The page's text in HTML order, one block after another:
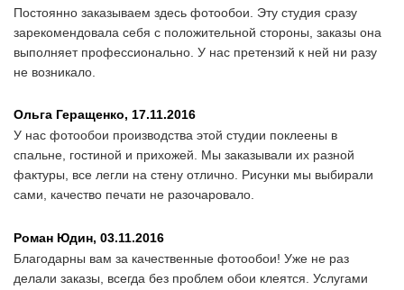
Постоянно заказываем здесь фотообои. Эту студия сразу
зарекомендовала себя с положительной стороны, заказы она
выполняет профессионально. У нас претензий к ней ни разу
не возникало.
Ольга Геращенко, 17.11.2016
У нас фотообои производства этой студии поклеены в
спальне, гостиной и прихожей. Мы заказывали их разной
фактуры, все легли на стену отлично. Рисунки мы выбирали
сами, качество печати не разочаровало.
Роман Юдин, 03.11.2016
Благодарны вам за качественные фотообои! Уже не раз
делали заказы, всегда без проблем обои клеятся. Услугами